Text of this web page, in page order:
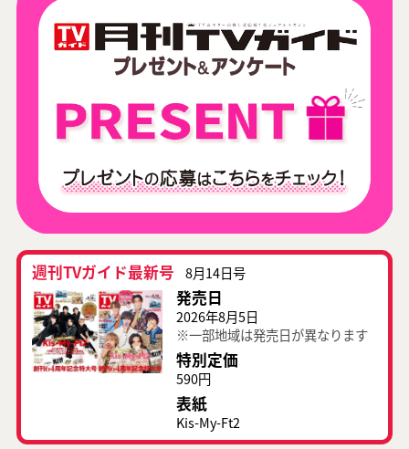
週刊TVガイド最新号 8月14日号
発売日
2026年8月5日
※一部地域は発売日が異なります
特別定価
590円
表紙
Kis-My-Ft2